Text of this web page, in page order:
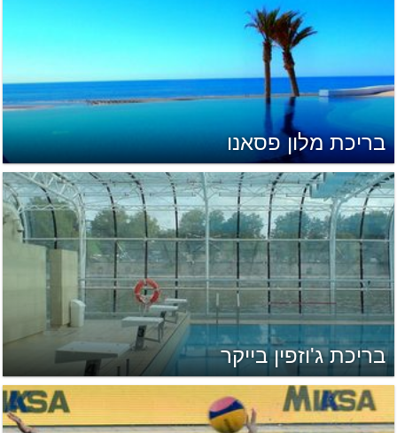
בריכת מלון פסאנו
בריכת ג'וזפין בייקר